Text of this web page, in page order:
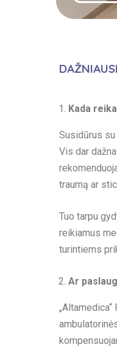
Kada
Susidūrus
Vis dar
traumą ar
Tuo tarpu
reikiamus
turintiems
Ar